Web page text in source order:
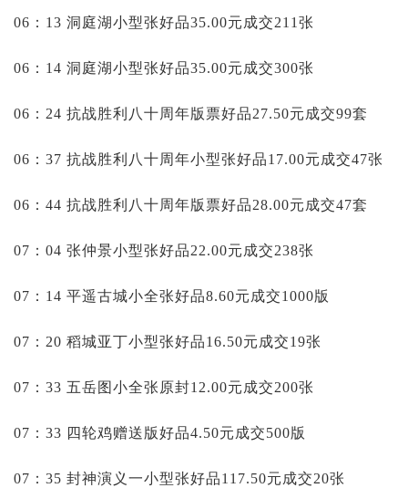
06：13 洞庭湖小型张好品35.00元成交211张
06：14 洞庭湖小型张好品35.00元成交300张
06：24 抗战胜利八十周年版票好品27.50元成交99套
06：37 抗战胜利八十周年小型张好品17.00元成交47张
06：44 抗战胜利八十周年版票好品28.00元成交47套
07：04 张仲景小型张好品22.00元成交238张
07：14 平遥古城小全张好品8.60元成交1000版
07：20 稻城亚丁小型张好品16.50元成交19张
07：33 五岳图小全张原封12.00元成交200张
07：33 四轮鸡赠送版好品4.50元成交500版
07：35 封神演义一小型张好品117.50元成交20张